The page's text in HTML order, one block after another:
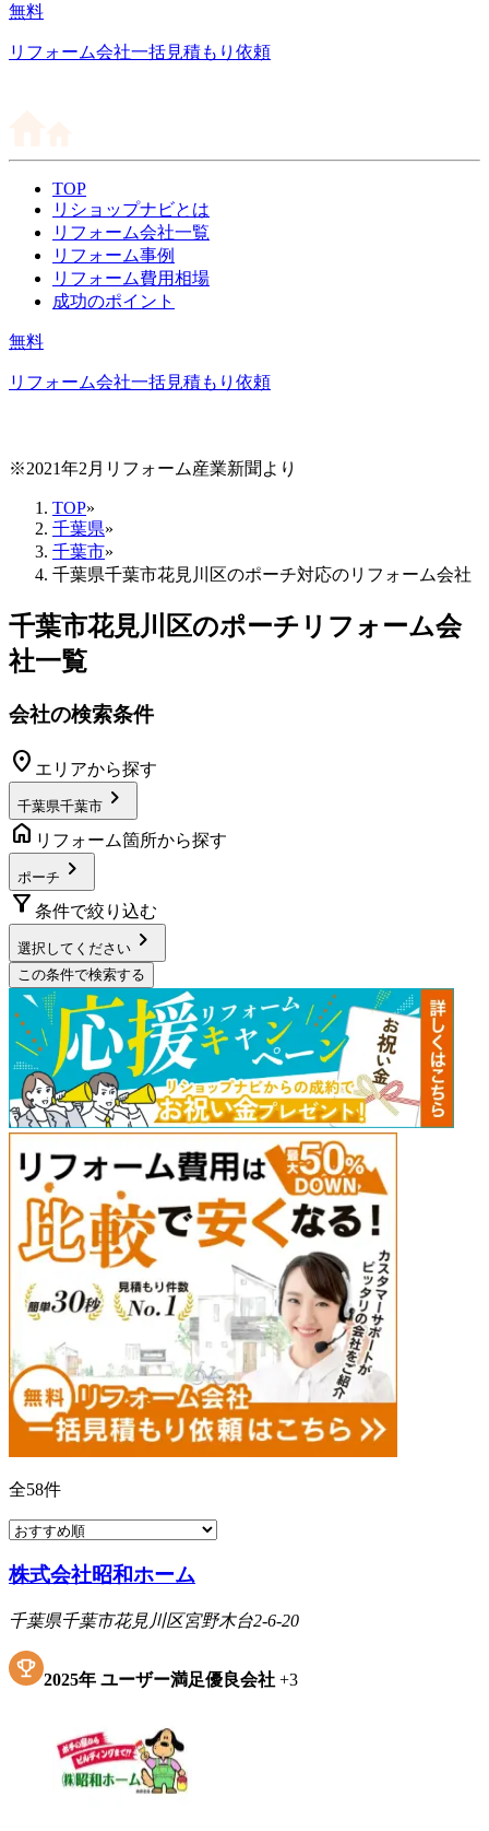
無料
リフォーム会社一括見積もり依頼
TOP
リショップナビとは
リフォーム会社一覧
リフォーム事例
リフォーム費用相場
成功のポイント
無料
リフォーム会社一括見積もり依頼
※2021年2月リフォーム産業新聞より
TOP»
千葉県»
千葉市»
千葉県千葉市花見川区のポーチ対応のリフォーム会社
千葉市花見川区のポーチリフォーム会
社一覧
会社の検索条件
location_on エリアから探す
千葉県千葉市 chevron_right
home リフォーム箇所から探す
ポーチ chevron_right
filter_alt 条件で絞り込む
選択してください chevron_right
この条件で検索する
全58件
株式会社昭和ホーム
千葉県千葉市花見川区宮野木台2-6-20
2025年 ユーザー満足優良会社 +3